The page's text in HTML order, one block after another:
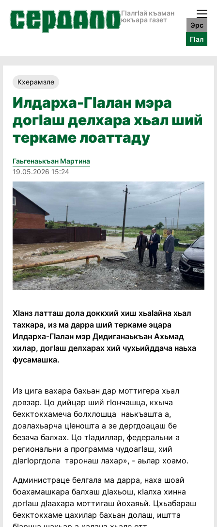
ГӀалгӀай къаман
юкъара газет
Эрс
ГӀал
Кхерамзле
Илдарха-Гӏалан мэра
догӏаш делхара хьал ший
теркаме лоаттаду
Гаьгенаькъан Мартина
19.05.2026 15:24
Хӏанз латташ дола доккхий хиш хьаӏайна хьал
тахкара, из ма дарра ший теркаме эцара
Илдарха-Гӏалан мэр Дидиганаькъан Ахьмад
хилар, догӏаш делхарах хий чухьийддача наьха
фусамашка.
Из цига вахара бахьан дар моттигера хьал
довзар. Цо дийцар ший гӏончашца, кхыча
бехктокхамеча болхлошца наькъашта а,
доалахьарча цӏеношта а зе дергдоацаш бе
безача балхах. Цо тӏадиллар, федеральни а
региональни а программа чудоагӏаш, хий
дӏагӏоргдола таронаш лахар», - аьлар хоамо.
Администраце белгала ма дарра, наха шоай
боахамашкара балхаш дӏахьош, кӏалха хинна
догӏаш дӏаахара моттигаш йохаяьй. Цхьабараш
бехктокхаме цахилар бахьан долаш, иштта